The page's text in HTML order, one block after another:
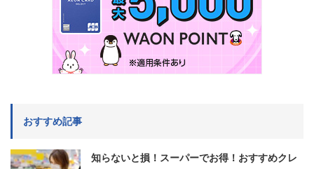
おすすめ記事
知らないと損！スーパーでお得！おすすめクレ